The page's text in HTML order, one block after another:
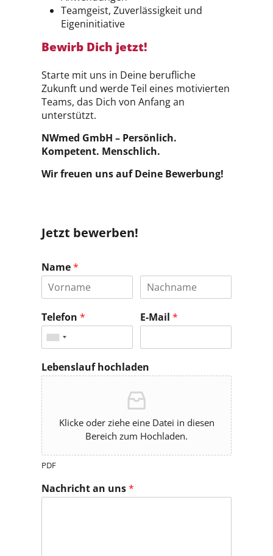
Teamgeist, Zuverlässigkeit und
Eigeninitiative
Bewirb Dich jetzt!
Starte mit uns in Deine berufliche
Zukunft und werde Teil eines motivierten
Teams, das Dich von Anfang an
unterstützt.
NWmed GmbH – Persönlich.
Kompetent. Menschlich.
Wir freuen uns auf Deine Bewerbung!
Jetzt bewerben!
Name*
Telefon * E-Mail*
Lebenslauf hochladen
Klicke oder ziehe eine Datei in diesen
Bereich zum Hochladen.
PDF
Nachricht an uns*